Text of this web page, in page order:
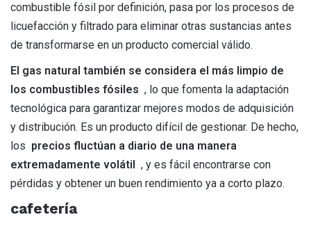
combustible fósil por definición, pasa por los procesos de
licuefacción y filtrado para eliminar otras sustancias antes
de transformarse en un producto comercial válido.
El gas natural también se considera el más limpio de
los combustibles fósiles , lo que fomenta la adaptación
tecnológica para garantizar mejores modos de adquisición
y distribución. Es un producto difícil de gestionar. De hecho,
los precios fluctúan a diario de una manera
extremadamente volátil , y es fácil encontrarse con
pérdidas y obtener un buen rendimiento ya a corto plazo.
cafetería